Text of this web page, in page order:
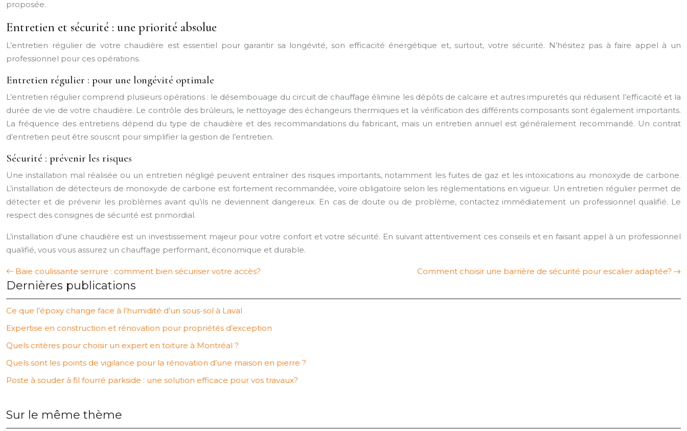
proposée.
Entretien et sécurité : une priorité absolue
L’entretien régulier de votre chaudière est essentiel pour garantir sa longévité, son efficacité énergétique et, surtout, votre sécurité. N’hésitez pas à faire appel à un
professionnel pour ces opérations.
Entretien régulier : pour une longévité optimale
L’entretien régulier comprend plusieurs opérations : le désembouage du circuit de chauffage élimine les dépôts de calcaire et autres impuretés qui réduisent l’efficacité et la
durée de vie de votre chaudière. Le contrôle des brûleurs, le nettoyage des échangeurs thermiques et la vérification des différents composants sont également importants.
La fréquence des entretiens dépend du type de chaudière et des recommandations du fabricant, mais un entretien annuel est généralement recommandé. Un contrat
d’entretien peut être souscrit pour simplifier la gestion de l’entretien.
Sécurité : prévenir les risques
Une installation mal réalisée ou un entretien négligé peuvent entraîner des risques importants, notamment les fuites de gaz et les intoxications au monoxyde de carbone.
L’installation de détecteurs de monoxyde de carbone est fortement recommandée, voire obligatoire selon les réglementations en vigueur. Un entretien régulier permet de
détecter et de prévenir les problèmes avant qu’ils ne deviennent dangereux. En cas de doute ou de problème, contactez immédiatement un professionnel qualifié. Le
respect des consignes de sécurité est primordial.
L’installation d’une chaudière est un investissement majeur pour votre confort et votre sécurité. En suivant attentivement ces conseils et en faisant appel à un professionnel
qualifié, vous vous assurez un chauffage performant, économique et durable.
Baie coulissante serrure : comment bien sécuriser votre accès? Comment choisir une barrière de sécurité pour escalier adaptée?
Dernières publications
Ce que l’époxy change face à l’humidité d’un sous-sol à Laval
Expertise en construction et rénovation pour propriétés d’exception
Quels critères pour choisir un expert en toiture à Montréal ?
Quels sont les points de vigilance pour la rénovation d’une maison en pierre ?
Poste à souder à fil fourré parkside : une solution efficace pour vos travaux?
Sur le même thème